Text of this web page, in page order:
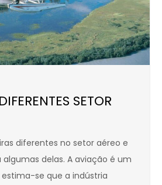
SETOR
diferentes no setor aéreo e
delas. A aviação é um
se que a indústria